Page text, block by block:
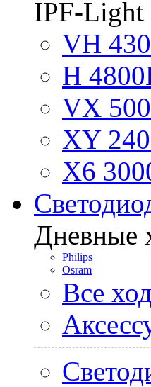
IPF-Light
VH
H
VX
XY
X6
Дневные
Philips
Osram
Все